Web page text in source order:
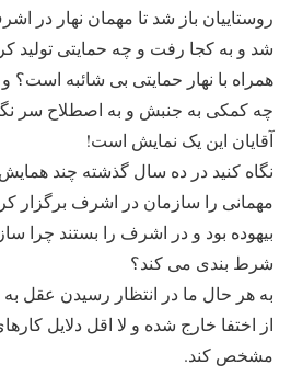
روستاییان باز شد تا مهمان نهار در
شد و به کجا رفت و چه حمایتی تولید
همراه با نهار حمایتی بی شائبه
چه کمکی به جنبش و به اصطلاح سر
آقایان این یک نمایش است!
نگاه کنید در ده سال گذشته چند
مهمانی را سازمان در اشرف برگزار کرد
بیهوده بود و در اشرف را بستند چرا
شرط بندی می کند؟
به هر حال ما در انتظار رسیدن عقل
از اختفا خارج شده و لا اقل دلایل
مشخص کند.